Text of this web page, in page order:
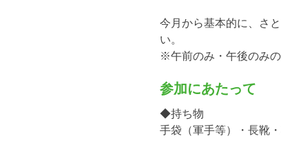
今月から基本的に、さ
い。
※午前のみ・午後のみの
参加にあたって
◆持ち物
手袋（軍手等）・長靴